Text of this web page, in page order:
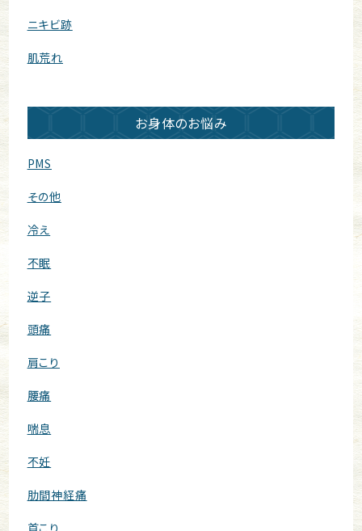
ニキビ跡
肌荒れ
お身体のお悩み
PMS
その他
冷え
不眠
逆子
頭痛
肩こり
腰痛
喘息
不妊
肋間神経痛
首こり